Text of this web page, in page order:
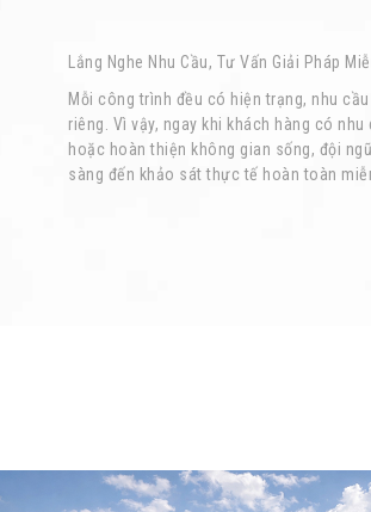
Lắng Nghe Nhu Cầu, Tư Vấn Giải Pháp
Mỗi công trình đều có hiện trạng, nhu
riêng. Vì vậy, ngay khi khách hàng có
hoặc hoàn thiện không gian sống, đội
sàng đến khảo sát thực tế hoàn toàn